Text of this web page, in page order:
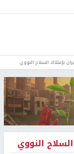
بإمتلاك السلاح النووي
النووي